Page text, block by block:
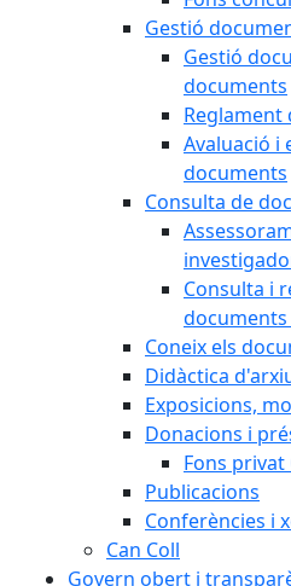
Gestió
Gestió
documents
Reglament
Avaluació i
documents
Consulta de
Consulta i
Coneix els
Didàctica
Exposicions,
Donacions i
Fons privat
Publicacions
Conferències i
Can Coll
Govern obert i